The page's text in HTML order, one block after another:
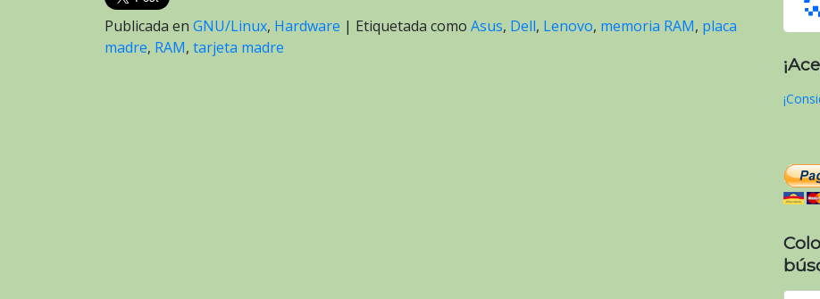
Publicada en GNU/Linux, Hardware | Etiquetada como Asus, Dell, Lenovo, memoria RAM, placa
madre, RAM, tarjeta madre